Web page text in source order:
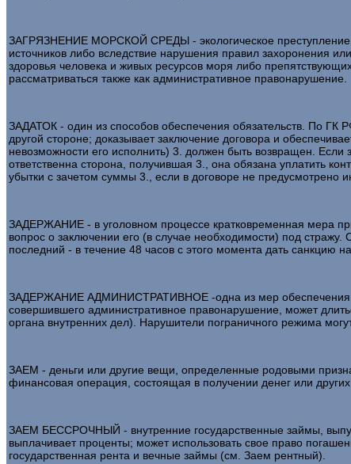
ЗАГРЯЗНЕНИЕ МОРСКОЙ СРЕДЫ - экологическое преступление,
источников либо вследствие нарушения правил захоронения
здоровья человека и живых ресурсов моря либо
рассматриваться также как административное правонарушение.
ЗАДАТОК - один из способов обеспечения обязательств. По
другой стороне; доказывает заключение договора и
невозможности его исполнить) 3. должен быть возвращен. Если
ответственна сторона, получившая 3., она обязана уплатить
убытки с зачетом суммы 3., если в договоре не предусмотрено
ЗАДЕРЖАНИЕ - в уголовном процессе кратковременная мера
вопрос о заключении его (в случае необходимости) под
последний - в течение 48 часов с этого момента дать санкцию
ЗАДЕРЖАНИЕ АДМИНИСТРАТИВНОЕ -одна из мер обеспечения
совершившего административное правонарушение, может
органа внутренних дел). Нарушители пограничного режима
ЗАЕМ - деньги или другие вещи, определенные родовыми
финансовая операция, состоящая в получении денег или
ЗАЕМ БЕССРОЧНЫЙ - внутренние государственные займы,
выплачивает проценты; может использовать свое право
государственная рента и вечные займы (см. Заем рентный).